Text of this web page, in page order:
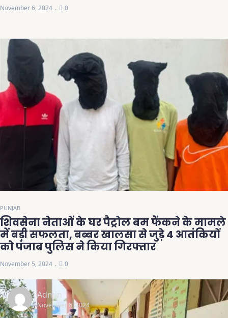
November 6, 2024 0
PUNJAB
शिवसेना नेताओं के घर पैट्रोल बम फेंकने के मामले
में बड़ी सफलता, बब्बर खालसा से जुड़े 4 आतंकियों
को पंजाब पुलिस ने किया गिरफ्तार
November 5, 2024 0
Admin
November 6, 2024